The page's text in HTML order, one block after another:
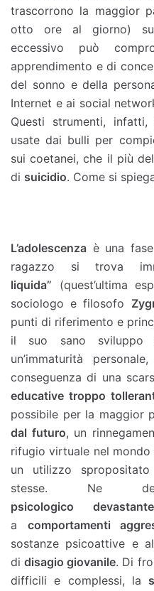
trascorrono la maggior
otto ore al giorno)
eccessivo può
apprendimento e di
del sonno e della
Internet e ai social
Questi strumenti,
usate dai bulli per
sui coetanei, che il più
di suicidio. Come si
L’adolescenza è una
ragazzo si trova
liquida” (quest’ultima
sociologo e filosofo
punti di riferimento e
il suo sano sviluppo
un’immaturità
conseguenza di una
educative troppo
possibile per la maggior
dal futuro, un
rifugio virtuale nel
un utilizzo
stesse. Ne
psicologico
devastante
a comportamenti
sostanze psicoattive e
didisagio giovanile. Di
difficili e complessi, la